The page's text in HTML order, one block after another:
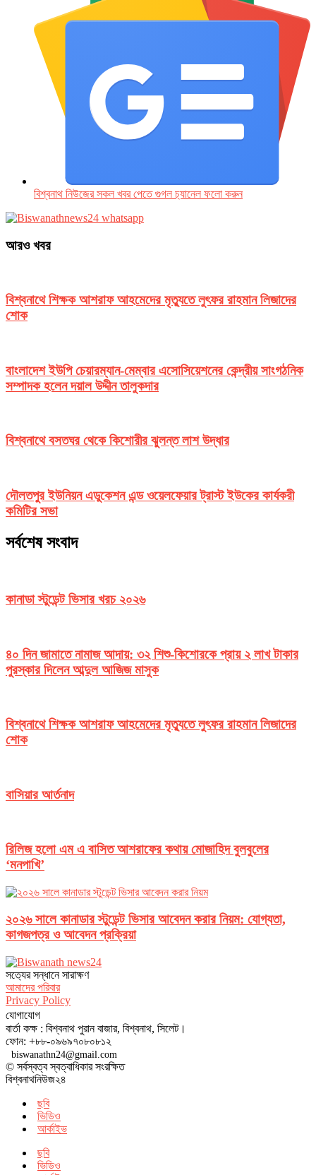
বিশ্বনাথ নিউজের সকল খবর পেতে গুগল চ‌্যানেল ফলো করুন
আরও খবর
বিশ্বনাথে শিক্ষক আশরাফ আহমেদের মৃত্যুতে লুৎফর রাহমান লিজাদের
শোক
বাংলাদেশ ইউপি চেয়ারম্যান-মেম্বার এসোসিয়েশনের কেন্দ্রীয় সাংগঠনিক
সম্পাদক হলেন দয়াল উদ্দীন তালুকদার
বিশ্বনাথে বসতঘর থেকে কিশোরীর ঝুলন্ত লাশ উদ্ধার
দৌলতপুর ইউনিয়ন এডুকেশন এন্ড ওয়েলফেয়ার ট্রাস্ট ইউকের কার্যকরী
কমিটির সভা
সর্বশেষ সংবাদ
কানাডা স্টুডেন্ট ভিসার খরচ ২০২৬
৪০ দিন জামাতে নামাজ আদায়: ৩২ শিশু-কিশোরকে প্রায় ২ লাখ টাকার
পুরস্কার দিলেন আব্দুল আজিজ মাসুক
বিশ্বনাথে শিক্ষক আশরাফ আহমেদের মৃত্যুতে লুৎফর রাহমান লিজাদের
শোক
বাসিয়ার আর্তনাদ
রিলিজ হলো এম এ বাসিত আশরাফের কথায় মোজাহিদ বুলবুলের
‘মনপাখি’
২০২৬ সালে কানাডার স্টুডেন্ট ভিসার আবেদন করার নিয়ম: যোগ্যতা,
কাগজপত্র ও আবেদন প্রক্রিয়া
সত‌্যের সন্ধানে সারাক্ষণ
আমাদের পরিবার
Privacy Policy
যোগাযোগ
বার্তা কক্ষ : বিশ্বনাথ পুরান বাজার, বিশ্বনাথ, সিলেট।
ফোন: +৮৮-০৯৬৯৭০৮০৮১২
biswanathn24@gmail.com
© সর্বস্বত্ব স্বত্বাধিকার সংরক্ষিত
বিশ্বনাথনিউজ২৪
ছবি
ভিডিও
আর্কাইভ
ছবি
ভিডিও